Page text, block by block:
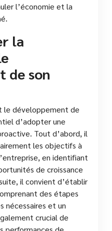
l’économie et la
la
de son
le développement de
d’adopter une
Tout d’abord, il
les objectifs à
en identifiant
de croissance
il convient d’établir
des étapes
nécessaires et un
crucial de